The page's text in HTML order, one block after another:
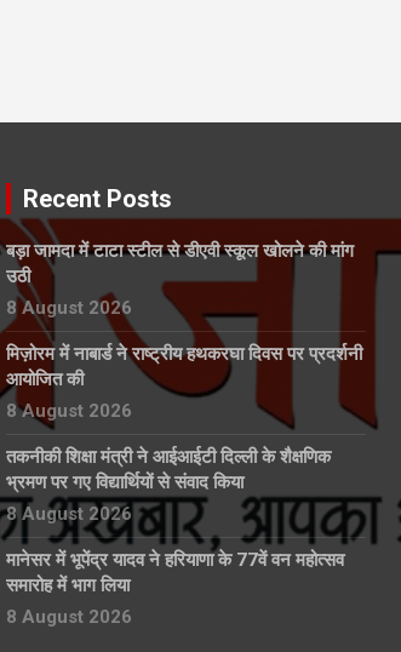
Recent Posts
बड़ा जामदा में टाटा स्टील से डीएवी स्कूल खोलने की मांग
उठी
8 August 2026
मिज़ोरम में नाबार्ड ने राष्ट्रीय हथकरघा दिवस पर प्रदर्शनी
आयोजित की
8 August 2026
तकनीकी शिक्षा मंत्री ने आईआईटी दिल्ली के शैक्षणिक
भ्रमण पर गए विद्यार्थियों से संवाद किया
8 August 2026
मानेसर में भूपेंद्र यादव ने हरियाणा के 77वें वन महोत्सव
समारोह में भाग लिया
8 August 2026